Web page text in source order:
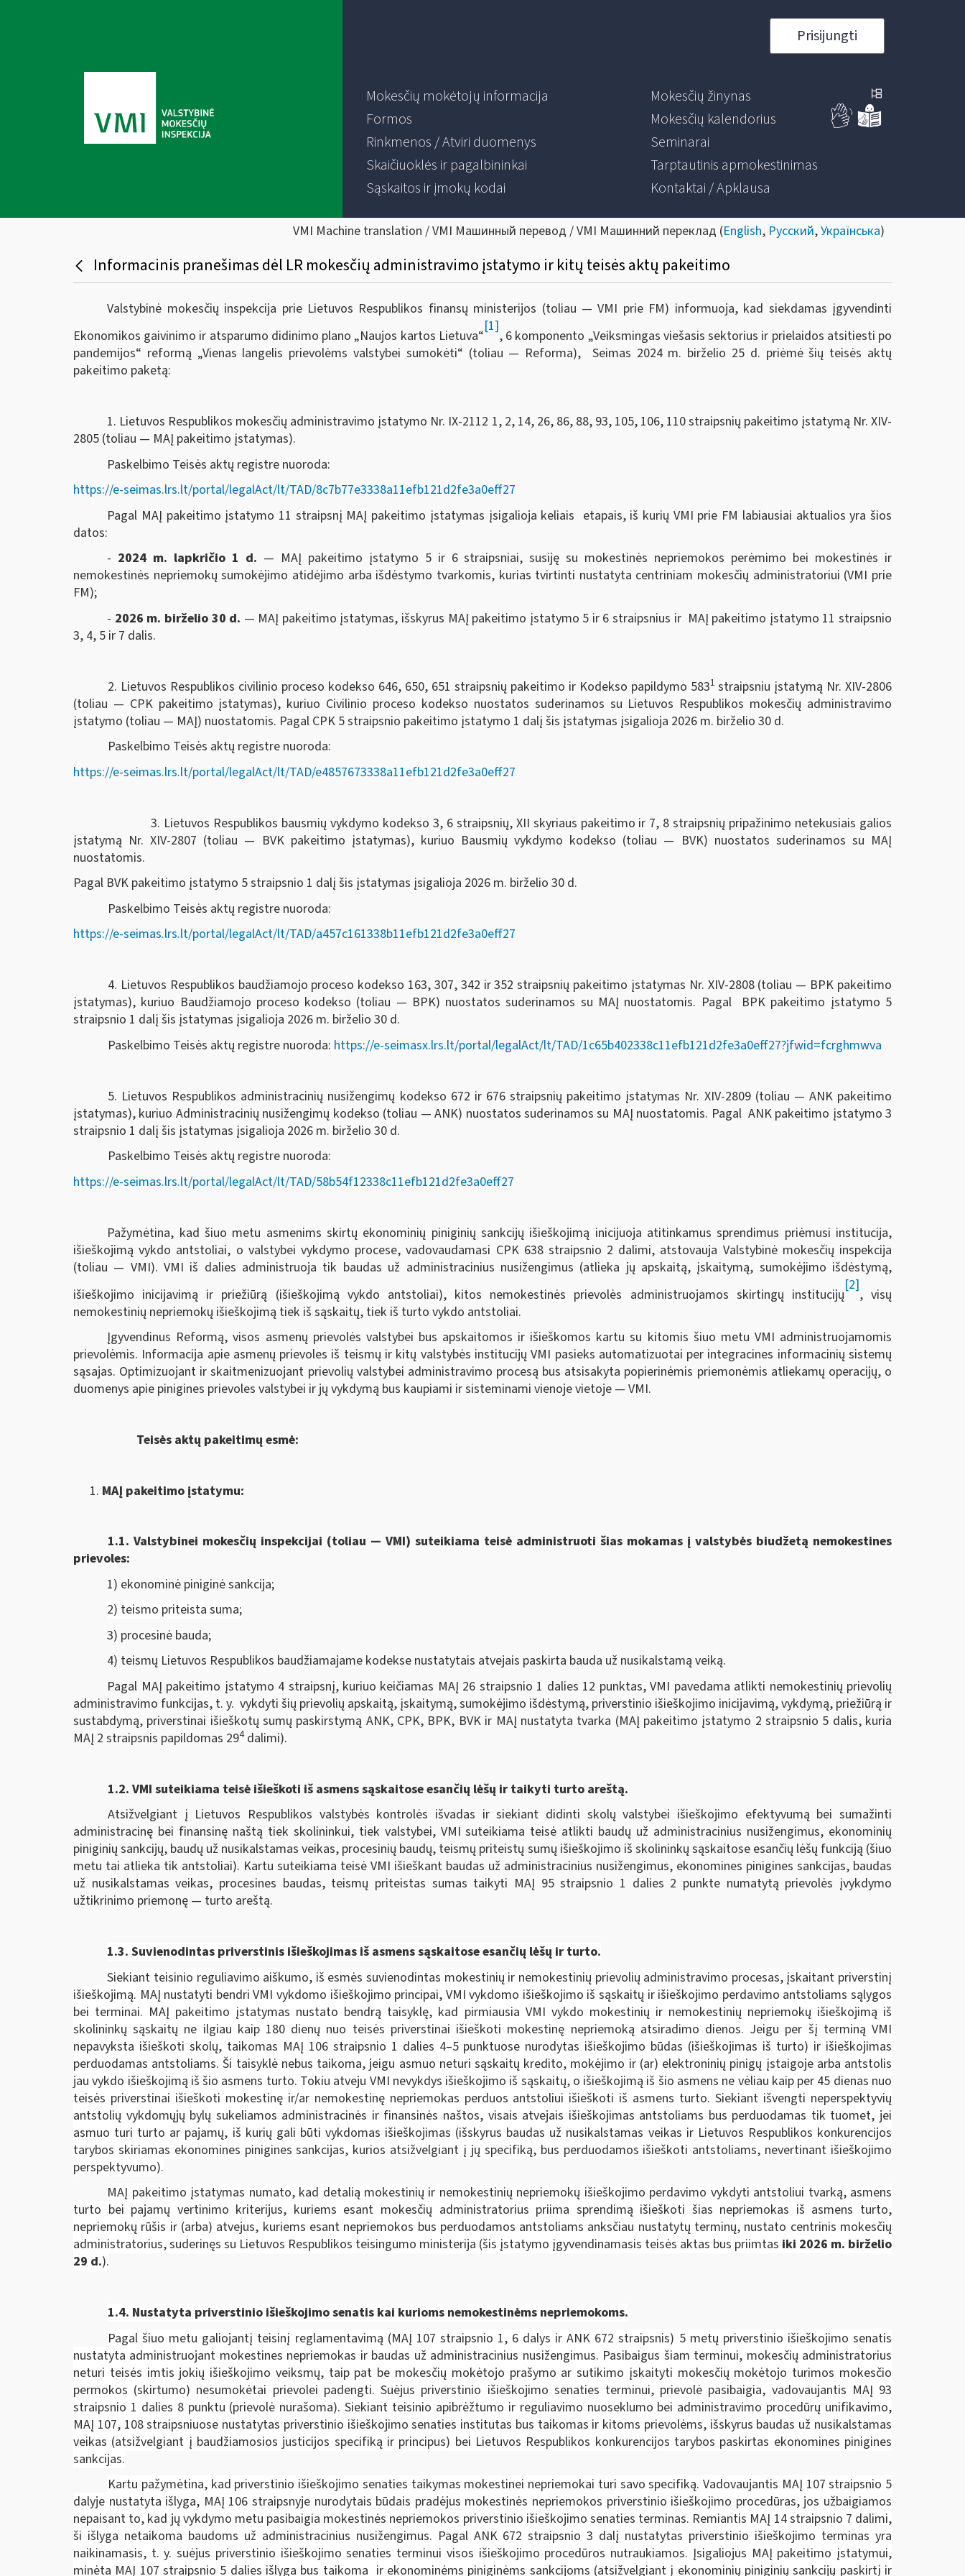
Prisijungti
Mokesčių mokėtojų informacija
Formos
Rinkmenos / Atviri duomenys
Skaičiuoklės ir pagalbininkai
Sąskaitos ir įmokų kodai
Mokesčių žinynas
Mokesčių kalendorius
Seminarai
Tarptautinis apmokestinimas
Kontaktai / Apklausa
VMI Machine translation / VMI Машинный перевод / VMI Машинний переклад (English, Русский,Українська)
Informacinis pranešimas dėl LR mokesčių administravimo įstatymo ir kitų teisės aktų pakeitimo
Valstybinė mokesčių inspekcija prie Lietuvos Respublikos finansų ministerijos (toliau — VMI prie FM) informuoja, kad siekdamas įgyvendinti
Ekonomikos gaivinimo ir atsparumo didinimo plano „Naujos kartos Lietuva“
[1]
, 6 komponento „Veiksmingas viešasis sektorius ir prielaidos atsitiesti po
pandemijos“ reformą „Vienas langelis prievolėms valstybei sumokėti“ (toliau — Reforma), Seimas 2024 m. birželio 25 d. priėmė šių teisės aktų
pakeitimo paketą:
1. Lietuvos Respublikos mokesčių administravimo įstatymo Nr. IX-2112 1, 2, 14, 26, 86, 88, 93, 105, 106, 110 straipsnių pakeitimo įstatymą Nr. XIV-
2805 (toliau — MAĮ pakeitimo įstatymas).
Paskelbimo Teisės aktų registre nuoroda:
https://e-seimas.lrs.lt/portal/legalAct/lt/TAD/8c7b77e3338a11efb121d2fe3a0eff27
Pagal MAĮ pakeitimo įstatymo 11 straipsnį MAĮ pakeitimo įstatymas įsigalioja keliais etapais, iš kurių VMI prie FM labiausiai aktualios yra šios
datos:
- 2024 m. lapkričio 1 d. — MAĮ pakeitimo įstatymo 5 ir 6 straipsniai, susiję su mokestinės nepriemokos perėmimo bei mokestinės ir
nemokestinės nepriemokų sumokėjimo atidėjimo arba išdėstymo tvarkomis, kurias tvirtinti nustatyta centriniam mokesčių administratoriui (VMI prie
FM);
- 2026 m. birželio 30 d. — MAĮ pakeitimo įstatymas, išskyrus MAĮ pakeitimo įstatymo 5 ir 6 straipsnius ir MAĮ pakeitimo įstatymo 11 straipsnio
3, 4, 5 ir 7 dalis.
2. Lietuvos Respublikos civilinio proceso kodekso 646, 650, 651 straipsnių pakeitimo ir Kodekso papildymo 5831 straipsniu įstatymą Nr. XIV-2806
(toliau — CPK pakeitimo įstatymas), kuriuo Civilinio proceso kodekso nuostatos suderinamos su Lietuvos Respublikos mokesčių administravimo
įstatymo (toliau — MAĮ) nuostatomis. Pagal CPK 5 straipsnio pakeitimo įstatymo 1 dalį šis įstatymas įsigalioja 2026 m. birželio 30 d.
Paskelbimo Teisės aktų registre nuoroda:
https://e-seimas.lrs.lt/portal/legalAct/lt/TAD/e4857673338a11efb121d2fe3a0eff27
3. Lietuvos Respublikos bausmių vykdymo kodekso 3, 6 straipsnių, XII skyriaus pakeitimo ir 7, 8 straipsnių pripažinimo netekusiais galios
įstatymą Nr. XIV-2807 (toliau — BVK pakeitimo įstatymas), kuriuo Bausmių vykdymo kodekso (toliau — BVK) nuostatos suderinamos su MAĮ
nuostatomis.
Pagal BVK pakeitimo įstatymo 5 straipsnio 1 dalį šis įstatymas įsigalioja 2026 m. birželio 30 d.
Paskelbimo Teisės aktų registre nuoroda:
https://e-seimas.lrs.lt/portal/legalAct/lt/TAD/a457c161338b11efb121d2fe3a0eff27
4. Lietuvos Respublikos baudžiamojo proceso kodekso 163, 307, 342 ir 352 straipsnių pakeitimo įstatymas Nr. XIV-2808 (toliau — BPK pakeitimo
įstatymas), kuriuo Baudžiamojo proceso kodekso (toliau — BPK) nuostatos suderinamos su MAĮ nuostatomis. Pagal BPK pakeitimo įstatymo 5
straipsnio 1 dalį šis įstatymas įsigalioja 2026 m. birželio 30 d.
Paskelbimo Teisės aktų registre nuoroda: https://e-seimasx.lrs.lt/portal/legalAct/lt/TAD/1c65b402338c11efb121d2fe3a0eff27?jfwid=fcrghmwva
5. Lietuvos Respublikos administracinių nusižengimų kodekso 672 ir 676 straipsnių pakeitimo įstatymas Nr. XIV-2809 (toliau — ANK pakeitimo
įstatymas), kuriuo Administracinių nusižengimų kodekso (toliau — ANK) nuostatos suderinamos su MAĮ nuostatomis. Pagal ANK pakeitimo įstatymo 3
straipsnio 1 dalį šis įstatymas įsigalioja 2026 m. birželio 30 d.
Paskelbimo Teisės aktų registre nuoroda:
https://e-seimas.lrs.lt/portal/legalAct/lt/TAD/58b54f12338c11efb121d2fe3a0eff27
Pažymėtina, kad šiuo metu asmenims skirtų ekonominių piniginių sankcijų išieškojimą inicijuoja atitinkamus sprendimus priėmusi institucija,
išieškojimą vykdo antstoliai, o valstybei vykdymo procese, vadovaudamasi CPK 638 straipsnio 2 dalimi, atstovauja Valstybinė mokesčių inspekcija
(toliau — VMI). VMI iš dalies administruoja tik baudas už administracinius nusižengimus (atlieka jų apskaitą, įskaitymą, sumokėjimo išdėstymą,
išieškojimo inicijavimą ir priežiūrą (išieškojimą vykdo antstoliai), kitos nemokestinės prievolės administruojamos skirtingų institucijų
[2]
, visų
nemokestinių nepriemokų išieškojimą tiek iš sąskaitų, tiek iš turto vykdo antstoliai.
Įgyvendinus Reformą, visos asmenų prievolės valstybei bus apskaitomos ir išieškomos kartu su kitomis šiuo metu VMI administruojamomis
prievolėmis. Informacija apie asmenų prievoles iš teismų ir kitų valstybės institucijų VMI pasieks automatizuotai per integracines informacinių sistemų
sąsajas. Optimizuojant ir skaitmenizuojant prievolių valstybei administravimo procesą bus atsisakyta popierinėmis priemonėmis atliekamų operacijų, o
duomenys apie pinigines prievoles valstybei ir jų vykdymą bus kaupiami ir sisteminami vienoje vietoje — VMI.
Teisės aktų pakeitimų esmė:
MAĮ pakeitimo įstatymu:
1.1. Valstybinei mokesčių inspekcijai (toliau — VMI) suteikiama teisė administruoti šias mokamas į valstybės biudžetą nemokestines
prievoles:
1) ekonominė piniginė sankcija;
2) teismo priteista suma;
3) procesinė bauda;
4) teismų Lietuvos Respublikos baudžiamajame kodekse nustatytais atvejais paskirta bauda už nusikalstamą veiką.
Pagal MAĮ pakeitimo įstatymo 4 straipsnį, kuriuo keičiamas MAĮ 26 straipsnio 1 dalies 12 punktas, VMI pavedama atlikti nemokestinių prievolių
administravimo funkcijas, t. y. vykdyti šių prievolių apskaitą, įskaitymą, sumokėjimo išdėstymą, priverstinio išieškojimo inicijavimą, vykdymą, priežiūrą ir
sustabdymą, priverstinai išieškotų sumų paskirstymą ANK, CPK, BPK, BVK ir MAĮ nustatyta tvarka (MAĮ pakeitimo įstatymo 2 straipsnio 5 dalis, kuria
MAĮ 2 straipsnis papildomas 294dalimi).
1.2. VMI suteikiama teisė išieškoti iš asmens sąskaitose esančių lėšų ir taikyti turto areštą.
Atsižvelgiant į Lietuvos Respublikos valstybės kontrolės išvadas ir siekiant didinti skolų valstybei išieškojimo efektyvumą bei sumažinti
administracinę bei finansinę naštą tiek skolininkui, tiek valstybei, VMI suteikiama teisė atlikti baudų už administracinius nusižengimus, ekonominių
piniginių sankcijų, baudų už nusikalstamas veikas, procesinių baudų, teismų priteistų sumų išieškojimo iš skolininkų sąskaitose esančių lėšų funkciją (šiuo
metu tai atlieka tik antstoliai). Kartu suteikiama teisė VMI išieškant baudas už administracinius nusižengimus, ekonomines pinigines sankcijas, baudas
už nusikalstamas veikas, procesines baudas, teismų priteistas sumas taikyti MAĮ 95 straipsnio 1 dalies 2 punkte numatytą prievolės įvykdymo
užtikrinimo priemonę — turto areštą.
1.3. Suvienodintas priverstinis išieškojimas iš asmens sąskaitose esančių lėšų ir turto.
Siekiant teisinio reguliavimo aiškumo, iš esmės suvienodintas mokestinių ir nemokestinių prievolių administravimo procesas, įskaitant priverstinį
išieškojimą. MAĮ nustatyti bendri VMI vykdomo išieškojimo principai, VMI vykdomo išieškojimo iš sąskaitų ir išieškojimo perdavimo antstoliams sąlygos
bei terminai. MAĮ pakeitimo įstatymas nustato bendrą taisyklę, kad pirmiausia VMI vykdo mokestinių ir nemokestinių nepriemokų išieškojimą iš
skolininkų sąskaitų ne ilgiau kaip 180 dienų nuo teisės priverstinai išieškoti mokestinę nepriemoką atsiradimo dienos. Jeigu per šį terminą VMI
nepavyksta išieškoti skolų, taikomas MAĮ 106 straipsnio 1 dalies 4–5 punktuose nurodytas išieškojimo būdas (išieškojimas iš turto) ir išieškojimas
perduodamas antstoliams. Ši taisyklė nebus taikoma, jeigu asmuo neturi sąskaitų kredito, mokėjimo ir (ar) elektroninių pinigų įstaigoje arba antstolis
jau vykdo išieškojimą iš šio asmens turto. Tokiu atveju VMI nevykdys išieškojimo iš sąskaitų, o išieškojimą iš šio asmens ne vėliau kaip per 45 dienas nuo
teisės priverstinai išieškoti mokestinę ir/ar nemokestinę nepriemokas perduos antstoliui išieškoti iš asmens turto. Siekiant išvengti neperspektyvių
antstolių vykdomųjų bylų sukeliamos administracinės ir finansinės naštos, visais atvejais išieškojimas antstoliams bus perduodamas tik tuomet, jei
asmuo turi turto ar pajamų, iš kurių gali būti vykdomas išieškojimas (išskyrus baudas už nusikalstamas veikas ir Lietuvos Respublikos konkurencijos
tarybos skiriamas ekonomines pinigines sankcijas, kurios atsižvelgiant į jų specifiką, bus perduodamos išieškoti antstoliams, nevertinant išieškojimo
perspektyvumo).
MAĮ pakeitimo įstatymas numato, kad detalią mokestinių ir nemokestinių nepriemokų išieškojimo perdavimo vykdyti antstoliui tvarką, asmens
turto bei pajamų vertinimo kriterijus, kuriems esant mokesčių administratorius priima sprendimą išieškoti šias nepriemokas iš asmens turto,
nepriemokų rūšis ir (arba) atvejus, kuriems esant nepriemokos bus perduodamos antstoliams anksčiau nustatytų terminų, nustato centrinis mokesčių
administratorius, suderinęs su Lietuvos Respublikos teisingumo ministerija (šis įstatymo įgyvendinamasis teisės aktas bus priimtas iki 2026 m. birželio
29 d.).
1.4. Nustatyta priverstinio išieškojimo senatis kai kurioms nemokestinėms nepriemokoms.
Pagal šiuo metu galiojantį teisinį reglamentavimą (MAĮ 107 straipsnio 1, 6 dalys ir ANK 672 straipsnis) 5 metų priverstinio išieškojimo senatis
nustatyta administruojant mokestines nepriemokas ir baudas už administracinius nusižengimus. Pasibaigus šiam terminui, mokesčių administratorius
neturi teisės imtis jokių išieškojimo veiksmų, taip pat be mokesčių mokėtojo prašymo ar sutikimo įskaityti mokesčių mokėtojo turimos mokesčio
permokos (skirtumo) nesumokėtai prievolei padengti. Suėjus priverstinio išieškojimo senaties terminui, prievolė pasibaigia, vadovaujantis MAĮ 93
straipsnio 1 dalies 8 punktu (prievolė nurašoma). Siekiant teisinio apibrėžtumo ir reguliavimo nuoseklumo bei administravimo procedūrų unifikavimo,
MAĮ 107, 108 straipsniuose nustatytas priverstinio išieškojimo senaties institutas bus taikomas ir kitoms prievolėms, išskyrus baudas už nusikalstamas
veikas (atsižvelgiant į baudžiamosios justicijos specifiką ir principus) bei Lietuvos Respublikos konkurencijos tarybos paskirtas ekonomines pinigines
sankcijas.
Kartu pažymėtina, kad priverstinio išieškojimo senaties taikymas mokestinei nepriemokai turi savo specifiką. Vadovaujantis MAĮ 107 straipsnio 5
dalyje nustatyta išlyga, MAĮ 106 straipsnyje nurodytais būdais pradėjus mokestinės nepriemokos priverstinio išieškojimo procedūras, jos užbaigiamos
nepaisant to, kad jų vykdymo metu pasibaigia mokestinės nepriemokos priverstinio išieškojimo senaties terminas. Remiantis MAĮ 14 straipsnio 7 dalimi,
ši išlyga netaikoma baudoms už administracinius nusižengimus. Pagal ANK 672 straipsnio 3 dalį nustatytas priverstinio išieškojimo terminas yra
naikinamasis, t. y. suėjus priverstinio išieškojimo senaties terminui visos išieškojimo procedūros nutraukiamos. Įsigaliojus MAĮ pakeitimo įstatymui,
minėta MAĮ 107 straipsnio 5 dalies išlyga bus taikoma ir ekonominėms piniginėms sankcijoms (atsižvelgiant į ekonominių piniginių sankcijų paskirtį ir